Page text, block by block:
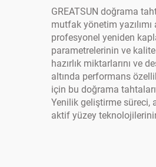
GREATSUN doğrama
mutfak yönetim
profesyonel yeniden
parametrelerinin ve
hazırlık miktarlarını ve
altında performans
için bu doğrama
Yenilik geliştirme süreci,
aktif yüzey